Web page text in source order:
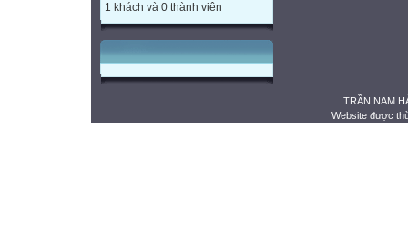
1 khách và 0 thành viên
TRẦN NAM
Website được